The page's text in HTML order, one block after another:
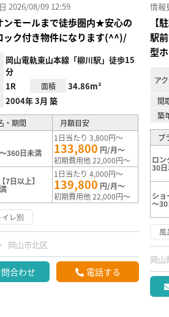
2026/08/09 12:59
ンモールまで徒歩圏内★安心の
ック付き物件になります(^^)/
岡山電軌東山本線「柳川駅」徒歩15
分
1R 面積 34.86m²
2004年 3月 築
・期間 月額目安
360日未満
1日当たり 3,800円～
133,800 円/月～
初期費用他 22,000円～
7日以上】
1日当たり 4,000円～
139,800 円/月～
初期費用他 22,000円～
レ別
岡山市北区
合わせ 電話する
情報
【
駅
型
ア
間
築
プ
ロン
30
ショ
～
風
岡山